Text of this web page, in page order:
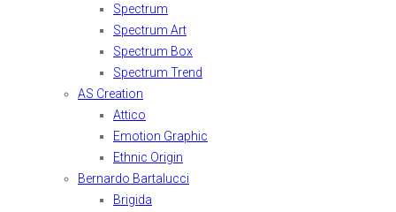
Spectrum
Spectrum Art
Spectrum Box
Spectrum Trend
AS Creation
Attico
Emotion Graphic
Ethnic Origin
Bernardo Bartalucci
Brigida